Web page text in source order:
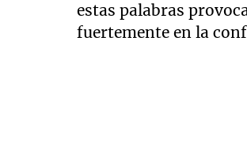
estas palabras
fuertemente en la